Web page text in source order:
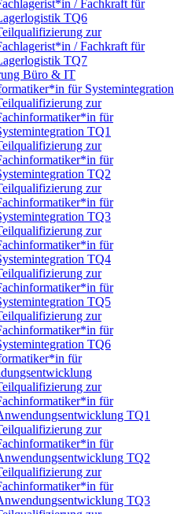
/ Fachkraft für
TQ6
zur
/ Fachkraft für
TQ7
Büro & IT
für Systemintegration
zur
für
TQ1
zur
für
TQ2
zur
für
TQ3
zur
für
TQ4
zur
für
TQ5
zur
für
TQ6
für
zur
für
TQ1
zur
für
TQ2
zur
für
TQ3